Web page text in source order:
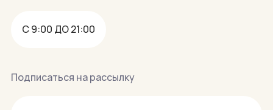
С 9:00 ДО 21:00
Подписаться на рассылку